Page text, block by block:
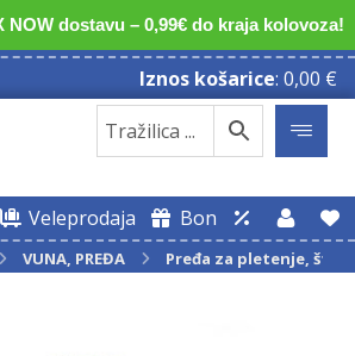
NOW dostavu – 0,99€ do kraja kolovoza!
Iznos košarice: 0,00 €
Veleprodaja Bon
VUNA, PREĐA Pređa za pletenje,